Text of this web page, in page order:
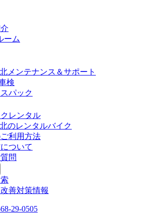
ーム
メンテナンス＆サポート
検
パック
レンタル
のレンタルバイク
利用方法
ついて
問
善対策情報
29-0505